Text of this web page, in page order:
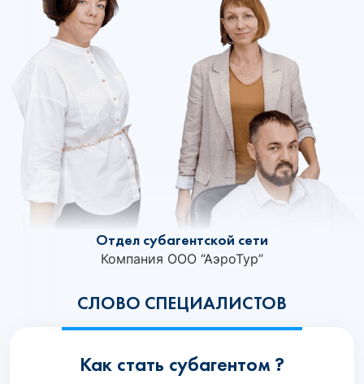
СЛОВО СПЕЦИАЛИСТОВ
Отдел субагентской сети
Компания ООО “АэроТур”
Как стать субагентом ?